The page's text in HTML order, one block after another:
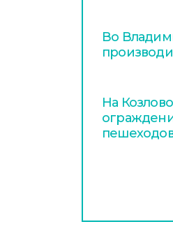
Во
На